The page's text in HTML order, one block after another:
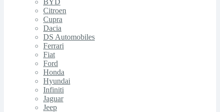
BYD
Citroen
Cupra
Dacia
DS Automobiles
Ferrari
Fiat
Ford
Honda
Hyundai
Infiniti
Jaguar
Jeep